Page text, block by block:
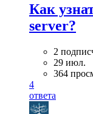
Как
server?
2
29 июл.
364
4
ответа